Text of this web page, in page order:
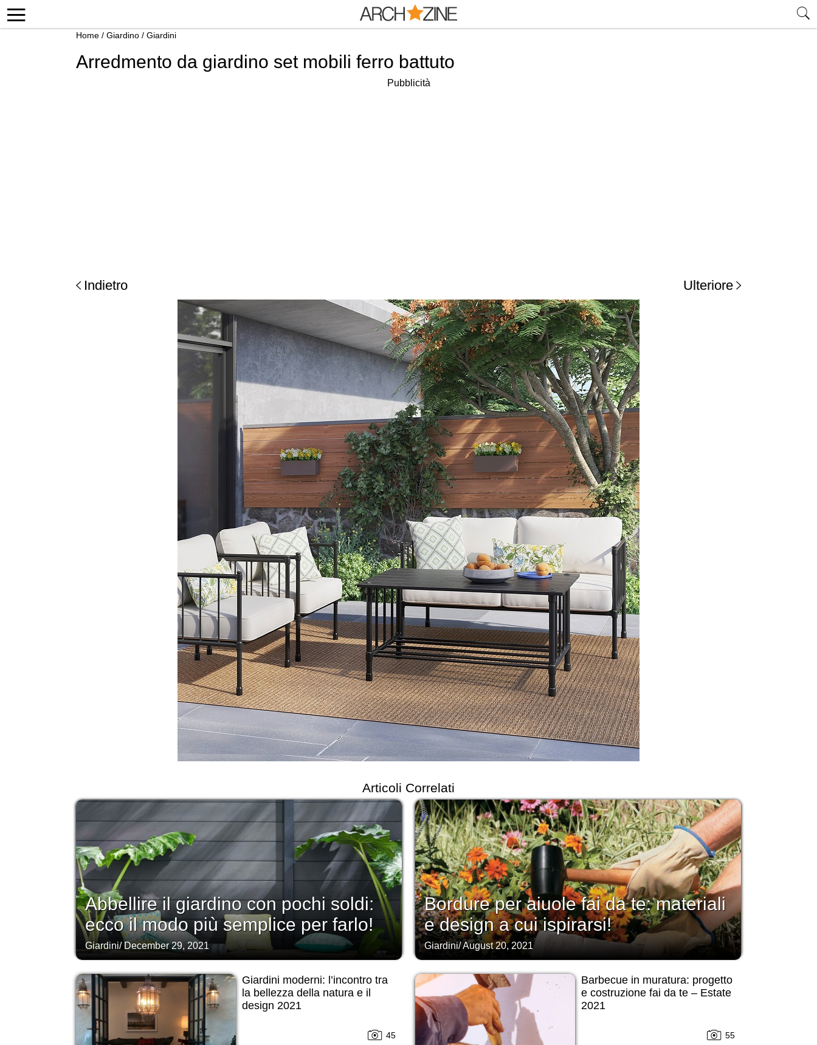
Home / Giardino / Giardini
Arredmento da giardino set mobili ferro battuto
Pubblicità
Indietro Ulteriore
Articoli Correlati
Abbellire il giardino con pochi soldi:
ecco il modo più semplice per farlo!
Giardini/December 29, 2021
Bordure per aiuole fai da te: materiali
e design a cui ispirarsi!
Giardini/August 20, 2021
Giardini moderni: l’incontro tra
la bellezza della natura e il
design 2021
45
Barbecue in muratura: progetto
e costruzione fai da te – Estate
2021
55